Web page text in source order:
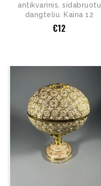
antikvarinis, sidabruotu
dangteliu. Kaina 12
€12